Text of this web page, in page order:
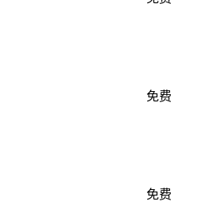
免费
免费